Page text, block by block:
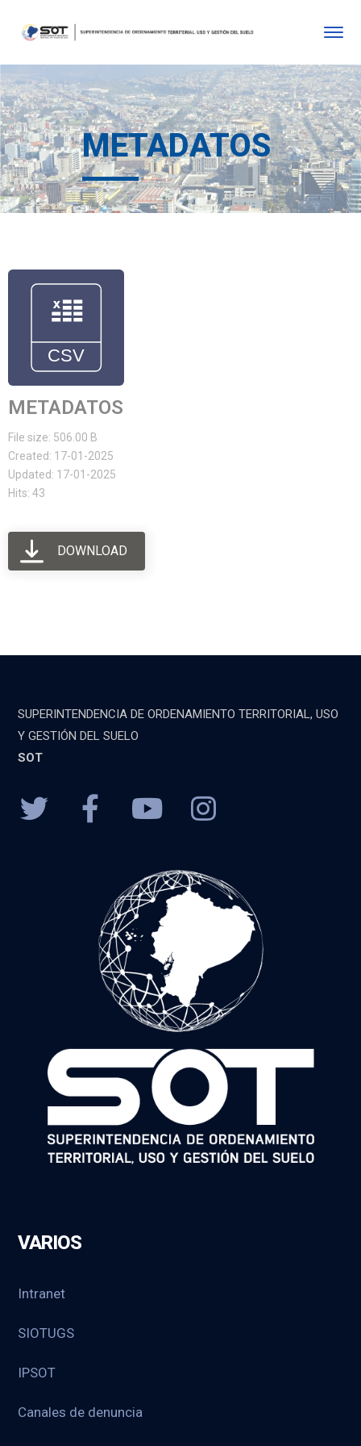
METADATOS
METADATOS
File size: 506.00 B
Created: 17-01-2025
Updated: 17-01-2025
Hits: 43
DOWNLOAD
SUPERINTENDENCIA DE ORDENAMIENTO TERRITORIAL, USO
Y GESTIÓN DEL SUELO
SOT
VARIOS
Intranet
SIOTUGS
IPSOT
Canales de denuncia